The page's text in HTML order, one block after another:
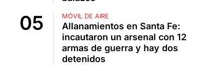
MÓVIL DE AIRE
Allanamientos en Santa Fe:
incautaron un arsenal con 12
armas de guerra y hay dos
detenidos